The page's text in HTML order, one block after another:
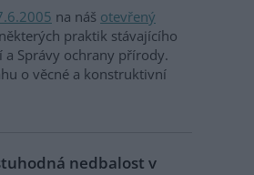
na náš otevřený
praktik stávajícího
Správy ochrany přírody.
o věcné a konstruktivní
nedbalost v